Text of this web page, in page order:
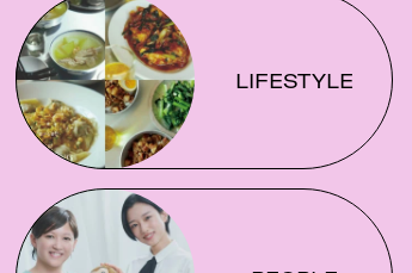
LIFESTYLE